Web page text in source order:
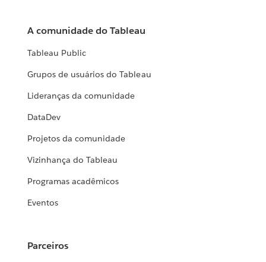
A comunidade do Tableau
Tableau Public
Grupos de usuários do Tableau
Lideranças da comunidade
DataDev
Projetos da comunidade
Vizinhança do Tableau
Programas acadêmicos
Eventos
Parceiros